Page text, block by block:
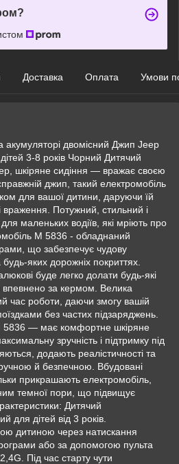
Доставка Оплата Умови
акумуляторі двомісний Джип Jeep
3-8 років Чорний Дитячий
шкіряне сидіння — вражає своєю
джип, такий електромобіль
для вашої дитини, даруючи їй
враження. Потужний, стильний і
маленьких водіїв, які мріють про
M 5836 - обладнаний
що забезпечує чудову
будь-яких дорожніх покриттях.
буде легко долати будь-які
за кермом. Велика
час роботи, даючи змогу вашій
без частих підзаряджень.
5836 — має комфортне шкіряне
зручність і підтримку під
додають реалістичності та
й безпечною. Вбудовані
прикрашають електромобіль,
темної пори, що підвищує
Дитячий
для дітей від 3 років.
дитиною через натискання
або за допомогою пульта
Під час старту чути